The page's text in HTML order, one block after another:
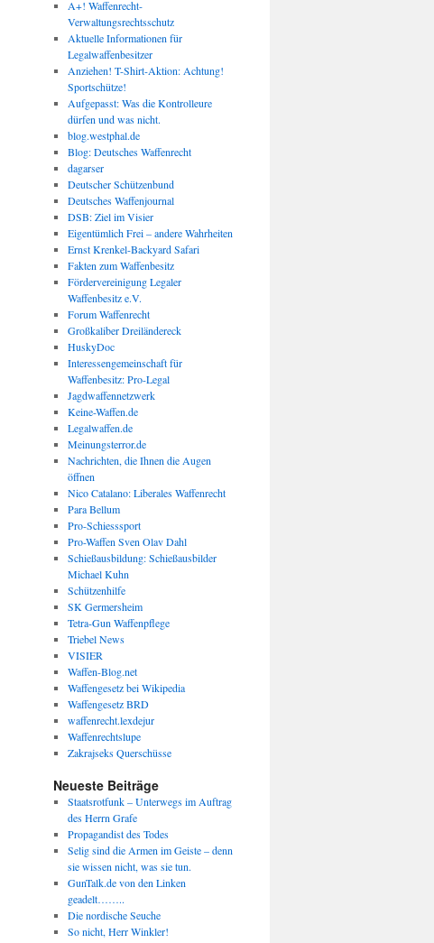
A+! Waffenrecht-
Verwaltungsrechtsschutz
Aktuelle Informationen für
Legalwaffenbesitzer
Anziehen! T-Shirt-Aktion: Achtung!
Sportschütze!
Aufgepasst: Was die Kontrolleure
dürfen und was nicht.
blog.westphal.de
Blog: Deutsches Waffenrecht
dagarser
Deutscher Schützenbund
Deutsches Waffenjournal
DSB: Ziel im Visier
Eigentümlich Frei – andere Wahrheiten
Ernst Krenkel-Backyard Safari
Fakten zum Waffenbesitz
Fördervereinigung Legaler
Waffenbesitz e.V.
Forum Waffenrecht
Großkaliber Dreiländereck
HuskyDoc
Interessengemeinschaft für
Waffenbesitz: Pro-Legal
Jagdwaffennetzwerk
Keine-Waffen.de
Legalwaffen.de
Meinungsterror.de
Nachrichten, die Ihnen die Augen
öffnen
Nico Catalano: Liberales Waffenrecht
Para Bellum
Pro-Schiesssport
Pro-Waffen Sven Olav Dahl
Schießausbildung: Schießausbilder
Michael Kuhn
Schützenhilfe
SK Germersheim
Tetra-Gun Waffenpflege
Triebel News
VISIER
Waffen-Blog.net
Waffengesetz bei Wikipedia
Waffengesetz BRD
waffenrecht.lexdejur
Waffenrechtslupe
Zakrajseks Querschüsse
Neueste Beiträge
Staatsrotfunk – Unterwegs im Auftrag
des Herrn Grafe
Propagandist des Todes
Selig sind die Armen im Geiste – denn
sie wissen nicht, was sie tun.
GunTalk.de von den Linken
geadelt……..
Die nordische Seuche
So nicht, Herr Winkler!